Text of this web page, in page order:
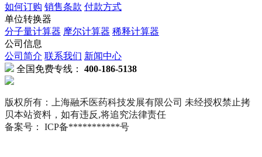
如何订购 销售条款 付款方式
单位转换器
分子量计算器 摩尔计算器 稀释计算器
公司信息
公司简介 联系我们 新闻中心
全国免费专线： 400-186-5138
版权所有：上海融禾医药科技发展有限公司 未经授权禁止拷
贝本站资料，如有违反,将追究法律责任
备案号： ICP备***********号